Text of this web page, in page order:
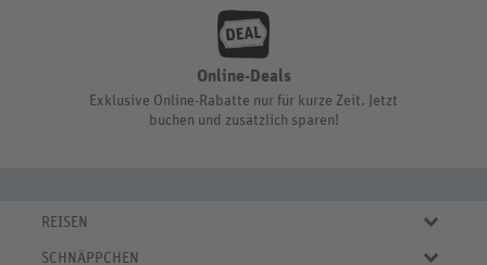
Online-Deals
Exklusive Online-Rabatte nur für kurze Zeit. Jetzt
buchen und zusätzlich sparen!
REISEN
Eigene Anreise
SCHNÄPPCHEN